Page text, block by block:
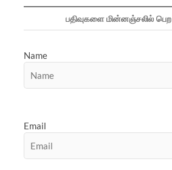
பதிவுகளை மின்னஞ்சலில் பெற
Name
Email